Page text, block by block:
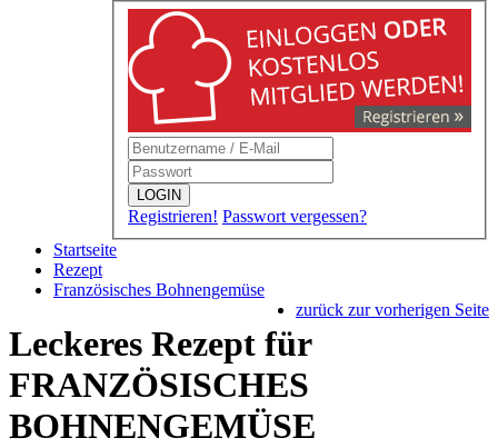
LOGIN
Registrieren! Passwort vergessen?
Startseite
Rezept
Französisches Bohnengemüse
zurück zur vorherigen Seite
Leckeres Rezept für
FRANZÖSISCHES
BOHNENGEMÜSE